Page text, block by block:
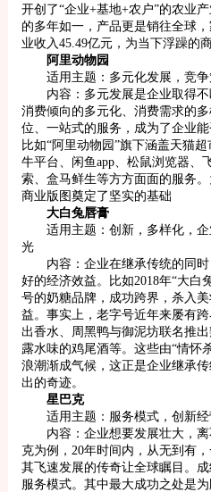
开创了“企业+基地+农户”的农业
的多年如一，产品更是销往全球
业收入45.49亿元，为当下浮躁的
阿里动物园
适用主题：多元化发展，竞争
内容：多元发展是企业取得不
消费倾向的多元化、消费需求的
位、一站式的服务，成为了企业
比如“阿里动物园”旗下涵盖天猫
牛平台、闲鱼app、松鼠浏览器、
索、盒马鲜生等方方面面的服务
商业版图奠定了坚实的基础
大白兔唇膏
适用主题：创新，多样化，企
光
内容：企业在继承传统的同时
好的经济效益。比如2018年“大白
号的奶糖品牌，成功跨界，杀入
益。事实上，老字号近年来屡有
出香水、周黑鸭与御泥坊联名推
露水味的鸡尾酒等。这些由“情怀
浪潮渐成气候，这正是企业继承
出的奇迹。
星巴克
适用主题：服务模式，创新经
内容：企业想要发展壮大，离
克为例，20年时间内，从无到有
其飞速发展的传奇让全球瞩目。
服务模式。其中最大成功之处是